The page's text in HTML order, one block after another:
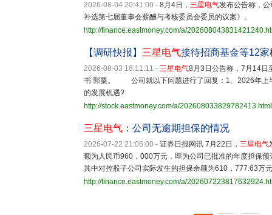
2026-08-04 20:41:00 - 8月4日， 三星电气发布公告称，
补选第七届董事会薪酬与考核委员会委员的议案》。
http://finance.eastmoney.com/a/
【调研快报】 三星电气接待招商基金等12家
2026-08-03 16:11:11 - 三星电气8月3日公告称，7月14日
书 郭粟。 公司就以下问题进行了回复：1、2026年上
的发展机遇?
http://stock.eastmoney.com/a/202608033829782413.html
三星电气 ：公司无逾期担保的情况
2026-07-22 21:06:00 - 证券日报网讯 7月22日， 三星电气
额为人民币960，000万元，即为公司已批准的年度担保
其中对控股子公司实际发生的担保余额为610，777.63万
http://finance.eastmoney.com/a/